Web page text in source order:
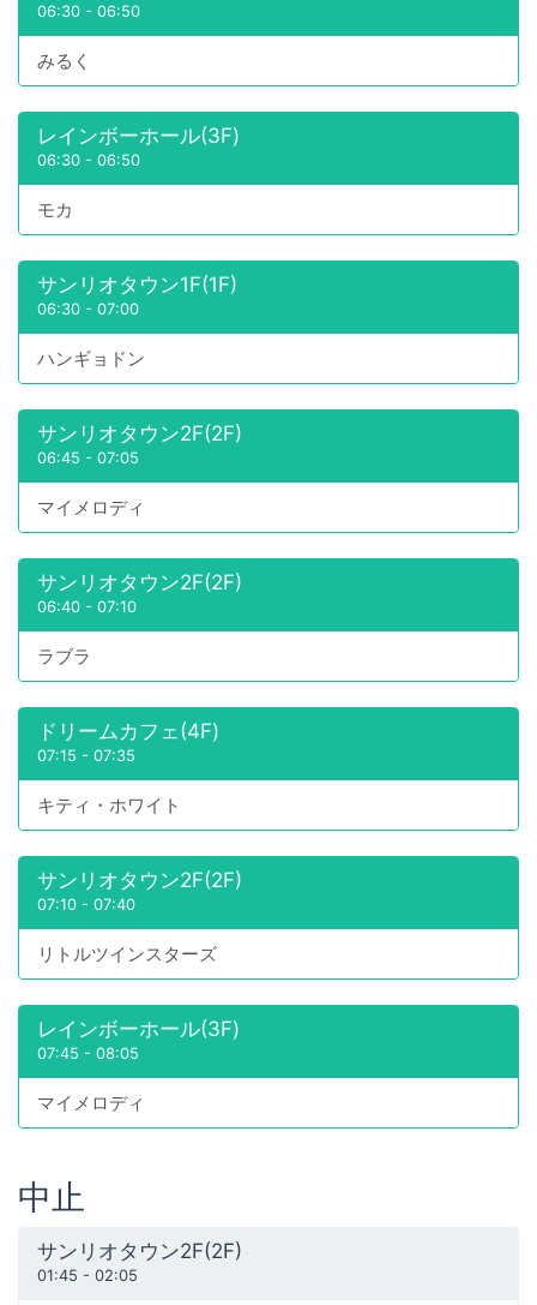
06:30 - 06:50
みるく
レインボーホール(3F)
06:30 - 06:50
モカ
サンリオタウン1F(1F)
06:30 - 07:00
ハンギョドン
サンリオタウン2F(2F)
06:45 - 07:05
マイメロディ
サンリオタウン2F(2F)
06:40 - 07:10
ラブラ
ドリームカフェ(4F)
07:15 - 07:35
キティ・ホワイト
サンリオタウン2F(2F)
07:10 - 07:40
リトルツインスターズ
レインボーホール(3F)
07:45 - 08:05
マイメロディ
中止
サンリオタウン2F(2F)
01:45 - 02:05